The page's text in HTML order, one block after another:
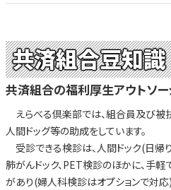
共済組合豆知識
共済組合の福利厚生アウトソ
えらべる倶楽部では、組合員及び被
人間ドッグ等の助成をしています。
受診できる検診は、人間ドック(日帰り
肺がんドック、PET検診のほかに、手
があり(婦人科検診はオプションで対